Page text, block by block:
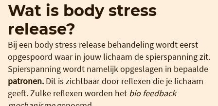
Wat is body stress
release?
Bij een body stress release behandeling wordt eerst
opgespoord waar in jouw lichaam de spierspanning zit.
Spierspanning wordt namelijk opgeslagen in bepaalde
patronen. Dit is zichtbaar door reflexen die je lichaam
geeft. Zulke reflexen worden het bio feedback